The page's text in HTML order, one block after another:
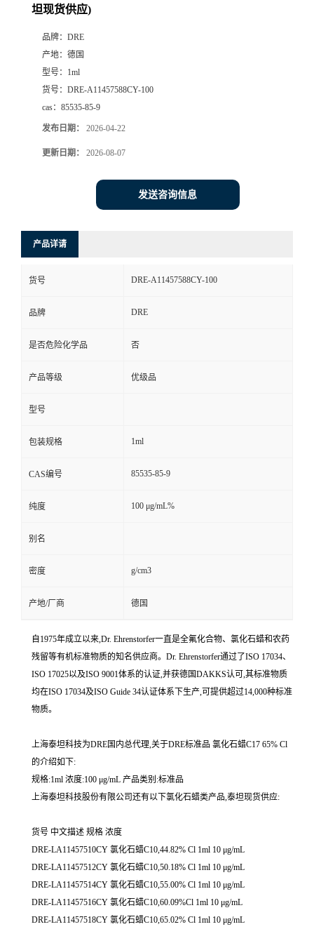
坦现货供应)
品牌： DRE
产地： 德国
型号： 1ml
货号： DRE-A11457588CY-100
cas： 85535-85-9
发布日期： 2026-04-22
更新日期： 2026-08-07
发送咨询信息
产品详请
货号 DRE-A11457588CY-100
品牌 DRE
是否危险化学品 否
产品等级 优级品
型号
包装规格 1ml
CAS编号 85535-85-9
纯度 100 μg/mL%
别名
密度 g/cm3
产地/厂商 德国
自1975年成立以来,Dr. Ehrenstorfer一直是全氟化合物、氯化石蜡和农药
残留等有机标准物质的知名供应商。Dr. Ehrenstorfer通过了ISO 17034、
ISO 17025以及ISO 9001体系的认证,并获德国DAKKS认可,其标准物质
均在ISO 17034及ISO Guide 34认证体系下生产,可提供超过14,000种标准
物质。
上海泰坦科技为DRE国内总代理,关于DRE标准品 氯化石蜡C17 65% Cl
的介绍如下:
规格:1ml 浓度:100 μg/mL 产品类别:标准品
上海泰坦科技股份有限公司还有以下氯化石蜡类产品,泰坦现货供应:
货号 中文描述 规格 浓度
DRE-LA11457510CY 氯化石蜡C10,44.82% Cl 1ml 10 μg/mL
DRE-LA11457512CY 氯化石蜡C10,50.18% Cl 1ml 10 μg/mL
DRE-LA11457514CY 氯化石蜡C10,55.00% Cl 1ml 10 μg/mL
DRE-LA11457516CY 氯化石蜡C10,60.09%Cl 1ml 10 μg/mL
DRE-LA11457518CY 氯化石蜡C10,65.02% Cl 1ml 10 μg/mL